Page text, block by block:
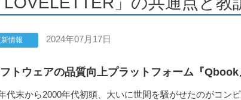
情報 2024年07月17日
トウェアの品質向上プラットフォーム『
代末から2000年代初頭、大いに世間を騒がせたのがコン